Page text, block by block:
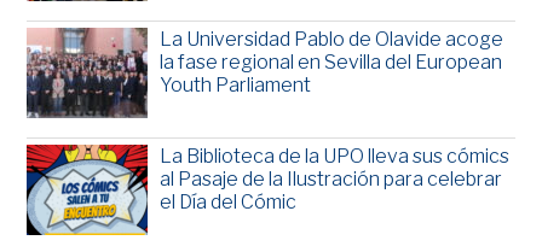
La Universidad Pablo de Olavide acoge
la fase regional en Sevilla del European
Youth Parliament
La Biblioteca de la UPO lleva sus cómics
al Pasaje de la Ilustración para celebrar
el Día del Cómic